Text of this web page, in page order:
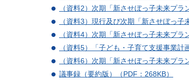
（資料2）次期「新させぼっ子未来プラ
（資料3）現行及び次期「新させぼっ子
（資料4）次期「新させぼっ子未来プ
（資料5）「子ども・子育て支援事業計
（資料6）次期「新させぼっ子未来プ
議事録（要約版）（PDF：268KB）